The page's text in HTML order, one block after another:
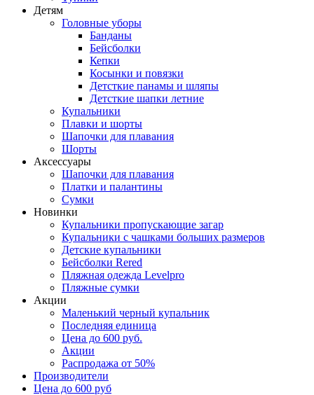
Детям
Головные уборы
Банданы
Бейсболки
Кепки
Косынки и повязки
Детсткие панамы и шляпы
Детсткие шапки летние
Купальники
Плавки и шорты
Шапочки для плавания
Шорты
Аксессуары
Шапочки для плавания
Платки и палантины
Сумки
Новинки
Купальники пропускающие загар
Купальники с чашками больших размеров
Детские купальники
Бейсболки Rered
Пляжная одежда Levelpro
Пляжные сумки
Акции
Маленький черный купальник
Последняя единица
Цена до 600 руб.
Акции
Распродажа от 50%
Производители
Цена до 600 руб